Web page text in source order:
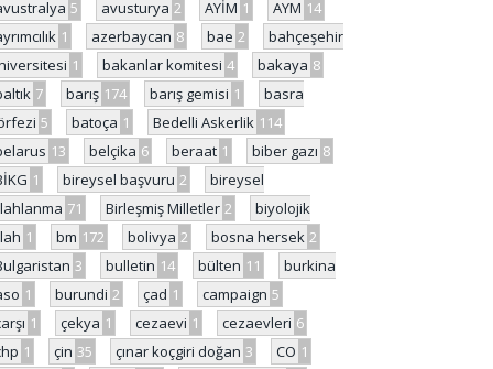
5 avusturya 2 AYİM 1 AYM 14
1 azerbaycan 8 bae 2
bahçeşehir
1 bakanlar komitesi 4 bakaya 8
7 barış 174 barış gemisi 1
basra
5 batoça 1 Bedelli Askerlik 114
13 belçika 6 beraat 1 biber gazı 8
1 bireysel başvuru 2
bireysel
71 Birleşmiş Milletler 2
biyolojik
1 bm 172 bolivya 2 bosna hersek 2
3 bulletin 14 bülten 11
burkina
1 burundi 2 çad 1 campaign 5
1 çekya 1 cezaevi 1 cezaevleri 6
1 çin 35 çınar koçgiri doğan 3 CO 1